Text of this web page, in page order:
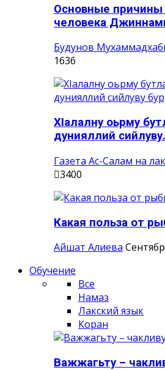
Основные причины
человека
Будунов
1636
ХIалалну оьрму
дунияллий
Газета Ас-Салам на
3400
Какая польза от
Айшат Алиева
Обучение
Все
Намаз
Лакский язык
Коран
Важжагьту –